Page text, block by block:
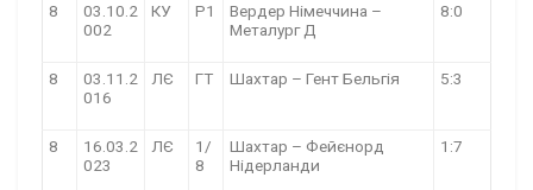
8
03.10.2
002
КУ Р1
Вердер Німеччина –
Металург Д
8:0
8
03.11.2
016
ЛЄ ГТ Шахтар – Гент Бельгія 5:3
8
16.03.2
023
ЛЄ
1/
8
Шахтар – Фейєнорд
Нідерланди
1:7